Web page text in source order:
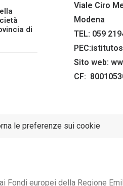
di
Viale Ciro
Modena
TEL: 059
PEC:
Sito web:
CF:
le preferenze sui cookie
Fondi europei della Regione